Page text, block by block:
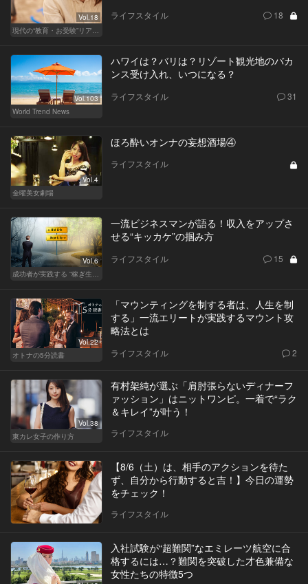
Vol.18
現代の“教育・お受験”リアルドキュメント
ライフスタイル 18
Vol.103
World Trend News
ハワイは？バリは？リゾート観光地のバカ
ンス受け入れ、いつになる？
ライフスタイル 31
Vol.4
金曜美女劇場
ほろ酔いオンナの妄想酒場④
ライフスタイル
Vol.6
一流ビジネスマンが語る！収入をアップさ
せる“キッカケ”の掴み方
ライフスタイル 15
Vol.22
オトナの5分読書
「マウンティングを制する者は、人生を制
する」一流エリートが実践するマウント攻
略法とは
ライフスタイル 2
Vol.38
東カレ女子の作り方
有村架純が選ぶ「肩肘張らないディナーフ
ァッション」はニットワンピ。一着で“ラク
＆キレイ”が叶う！
ライフスタイル
【8/6（土）は、相手のアクションを待た
ず、自分から行動すると吉！】今日の運勢
をチェック！
ライフスタイル
入社試験が“超難関”なエミレーツ航空に合
格するには…？難関を突破した才色兼備な
女性たちの特徴5つ